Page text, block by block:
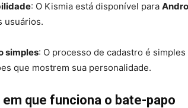
: O Kismia está disponível para
usuários.
simples: O processo de cadastro é
que mostrem sua personalidade.
que funciona o bate-papo